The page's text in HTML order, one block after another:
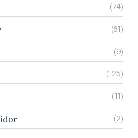
(74)
(81)
(9)
(125)
(11)
(2)